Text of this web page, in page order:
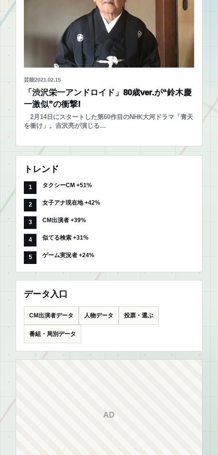
芸能2021.02.15
「渋沢栄一アンドロイド」80歳ver.が“鈴木慶
一激似”の衝撃!
2月14日にスタートした第60作目のNHK大河ドラマ「青天
を衝け」。吉沢亮が演じる…
トレンド
タクシーCM +51%
女子アナ現在地 +42%
CM出演者 +39%
似てる検索 +31%
ゲーム実況者 +24%
データ入口
CM出演者データ 人物データ 投票・選ぶ
番組・局別データ
AD